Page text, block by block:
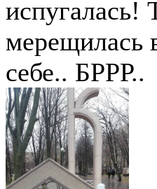
испугалась!
мерещилась
себе.. БРРР..